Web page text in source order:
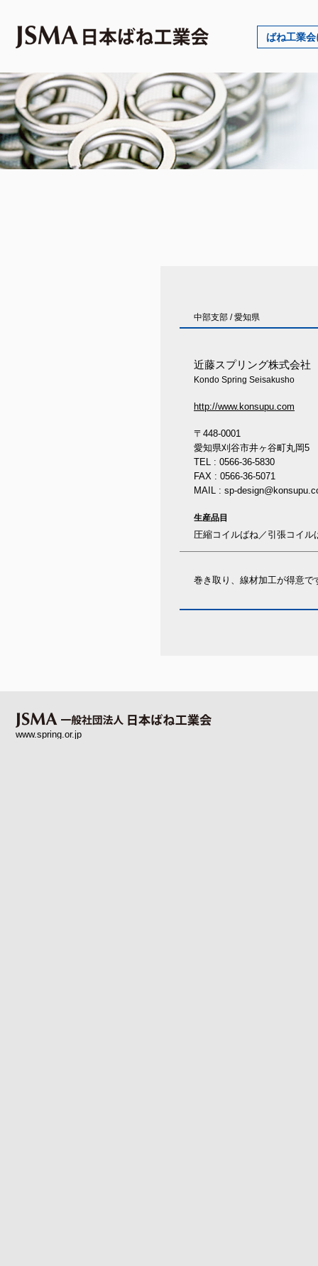
ばね工業
中部支部 /愛知県
近藤スプリング株式会社
Kondo Spring Seisakusho
http://www.konsupu.com
〒448-0001
愛知県刈谷市井ヶ谷町丸岡5
TEL : 0566-36-5830
FAX : 0566-36-5071
MAIL : sp-
生産品目
圧縮コイルばね／引張コイル
巻き取り、線材加工が得意
www.spring.or.jp